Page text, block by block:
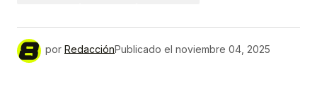
por RedacciónPublicado el noviembre 04, 2025